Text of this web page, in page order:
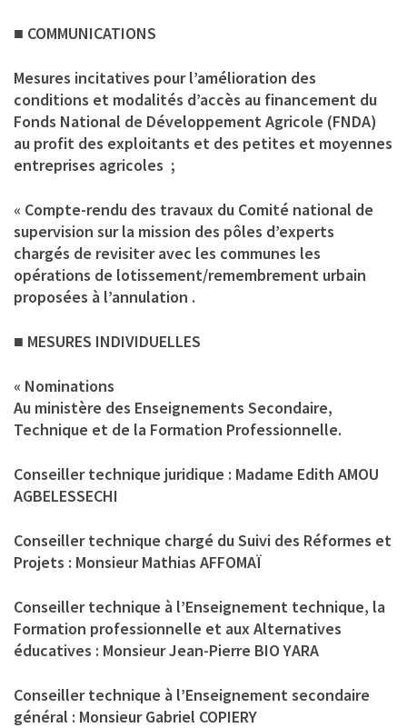
■ COMMUNICATIONS
Mesures incitatives pour l’amélioration des
conditions et modalités d’accès au financement du
Fonds National de Développement Agricole (FNDA)
au profit des exploitants et des petites et moyennes
entreprises agricoles ;
« Compte-rendu des travaux du Comité national de
supervision sur la mission des pôles d’experts
chargés de revisiter avec les communes les
opérations de lotissement/remembrement urbain
proposées à l’annulation .
■ MESURES INDIVIDUELLES
« Nominations
Au ministère des Enseignements Secondaire,
Technique et de la Formation Professionnelle.
Conseiller technique juridique : Madame Edith AMOU
AGBELESSECHI
Conseiller technique chargé du Suivi des Réformes et
Projets : Monsieur Mathias AFFOMAÏ
Conseiller technique à l’Enseignement technique, la
Formation professionnelle et aux Alternatives
éducatives : Monsieur Jean-Pierre BIO YARA
Conseiller technique à l’Enseignement secondaire
général : Monsieur Gabriel COPIERY